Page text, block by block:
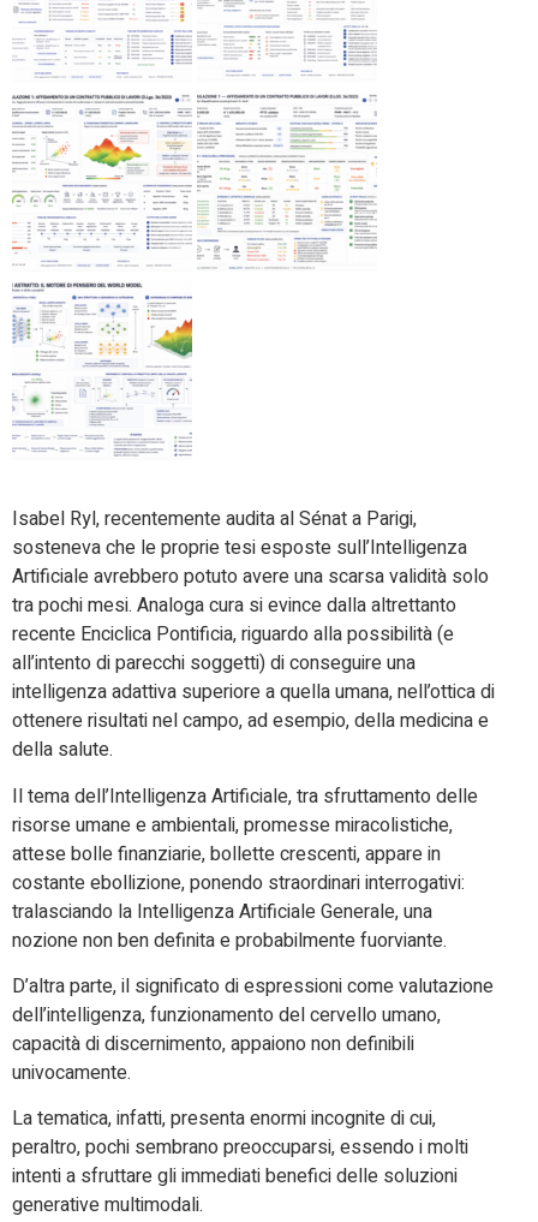
Isabel Ryl, recentemente audita al Sénat a Parigi,
sosteneva che le proprie tesi esposte sull’Intelligenza
Artificiale avrebbero potuto avere una scarsa validità solo
tra pochi mesi. Analoga cura si evince dalla altrettanto
recente Enciclica Pontificia, riguardo alla possibilità (e
all’intento di parecchi soggetti) di conseguire una
intelligenza adattiva superiore a quella umana, nell’ottica di
ottenere risultati nel campo, ad esempio, della medicina e
della salute.
Il tema dell’Intelligenza Artificiale, tra sfruttamento delle
risorse umane e ambientali, promesse miracolistiche,
attese bolle finanziarie, bollette crescenti, appare in
costante ebollizione, ponendo straordinari interrogativi:
tralasciando la Intelligenza Artificiale Generale, una
nozione non ben definita e probabilmente fuorviante.
D’altra parte, il significato di espressioni come valutazione
dell’intelligenza, funzionamento del cervello umano,
capacità di discernimento, appaiono non definibili
univocamente.
La tematica, infatti, presenta enormi incognite di cui,
peraltro, pochi sembrano preoccuparsi, essendo i molti
intenti a sfruttare gli immediati benefici delle soluzioni
generative multimodali.